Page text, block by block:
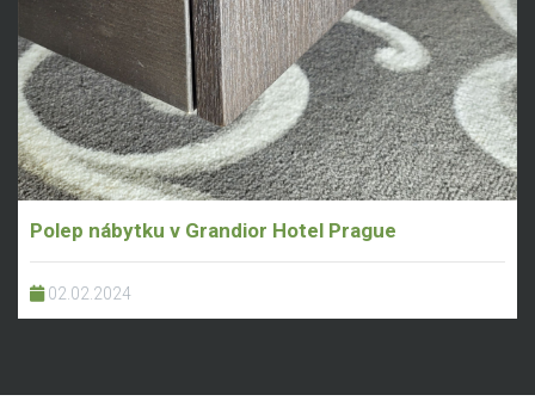
Polep nábytku v Grandior Hotel Prague
02.02.2024